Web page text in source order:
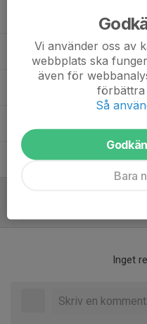
Anders Brattén
Anders Thomasson
Gustav Andersson
Ted LinnesTeam
Inget
Vi använder oss av
webbplats ska
även för
förbättra
Så
Bara